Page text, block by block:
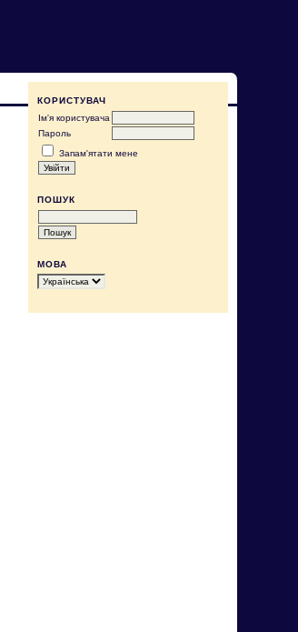
КОРИСТУВАЧ
Ім'я користувача
Пароль
Запам'ятати мене
ПОШУК
МОВА